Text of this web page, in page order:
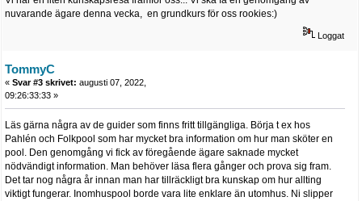
nuvarande ägare denna vecka, en grundkurs för oss rookies:)
Loggat
TommyC
« Svar #3 skrivet: augusti 07, 2022,
09:26:33:33 »
Läs gärna några av de guider som finns fritt tillgängliga. Börja t ex hos
Pahlén och Folkpool som har mycket bra information om hur man sköter en
pool. Den genomgång vi fick av föregående ägare saknade mycket
nödvändigt information. Man behöver läsa flera gånger och prova sig fram.
Det tar nog några år innan man har tillräckligt bra kunskap om hur allting
viktigt fungerar. Inomhuspool borde vara lite enklare än utomhus. Ni slipper